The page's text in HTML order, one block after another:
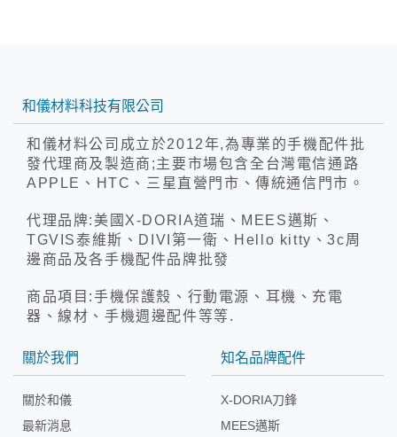
和儀材料科技有限公司
和儀材料公司成立於2012年,為專業的手機配件批
發代理商及製造商;主要市場包含全台灣電信通路
APPLE、HTC、三星直營門市、傳統通信門市。
代理品牌:美國X-DORIA道瑞、MEES邁斯、
TGVIS泰維斯、DIVI第一衛、Hello kitty、3c周
邊商品及各手機配件品牌批發
商品項目:手機保護殼、行動電源、耳機、充電
器、線材、手機週邊配件等等.
關於我們
關於和儀
最新消息
知名品牌配件
X-DORIA刀鋒
MEES邁斯